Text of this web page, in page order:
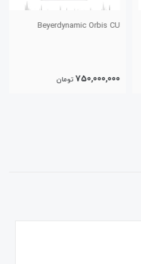
Beyerdynamic Orbis CU
750,000,000 تومان